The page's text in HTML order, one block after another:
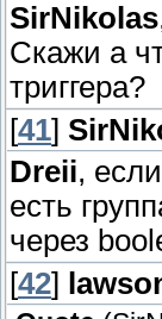
SirNikolas
Скажи а
триггера?
[41]
Dreii,
есть
через
[42]